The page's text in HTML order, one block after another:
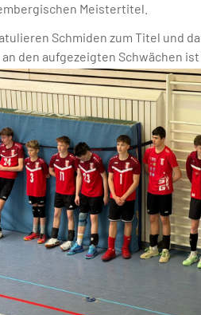
Meistertitel.
Schmiden zum Titel und
den aufgezeigten Schwächen